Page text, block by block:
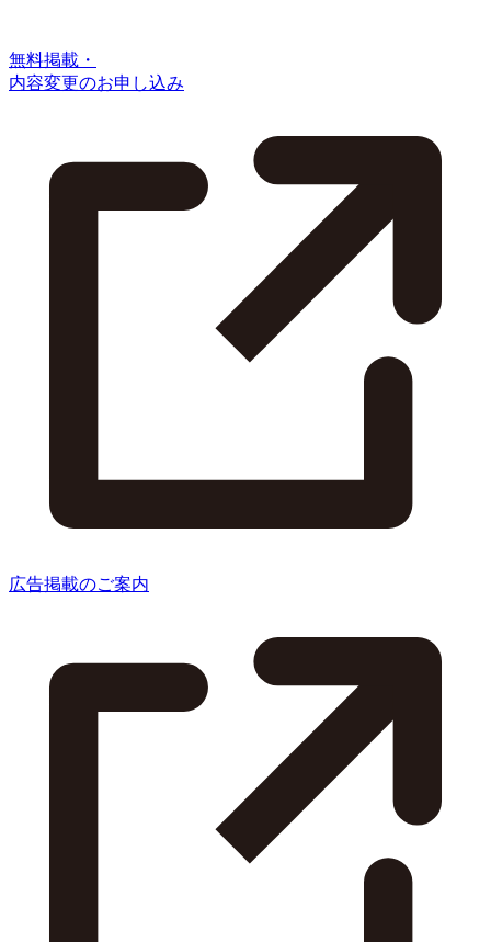
無料掲載・
内容変更のお申し込み
広告掲載のご案内